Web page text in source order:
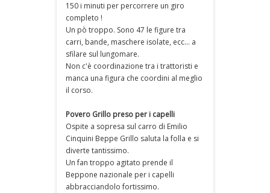
150 i minuti per percorrere un giro
completo !
Un pò troppo. Sono 47 le figure tra
carri, bande, maschere isolate, ecc... a
sfilare sul lungomare.
Non c'è coordinazione tra i trattoristi e
manca una figura che coordini al meglio
il corso.
Povero Grillo preso per i capelli
Ospite a sopresa sul carro di Emilio
Cinquini Beppe Grillo saluta la folla e si
diverte tantissimo.
Un fan troppo agitato prende il
Beppone nazionale per i capelli
abbracciandolo fortissimo.